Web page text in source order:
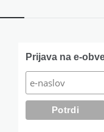
WidgetsPrijava na e-